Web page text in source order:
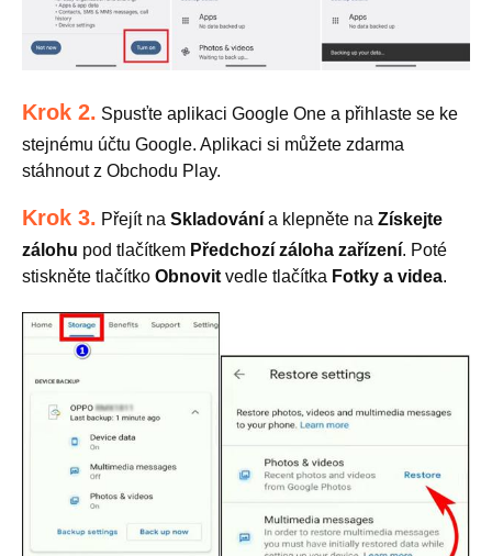
Krok 2. Spusťte aplikaci Google One a přihlaste se ke
stejnému účtu Google. Aplikaci si můžete zdarma
stáhnout z Obchodu Play.
Krok 3. Přejít na Skladování a klepněte na Získejte
zálohu pod tlačítkem Předchozí záloha zařízení. Poté
stiskněte tlačítko Obnovit vedle tlačítka Fotky a videa.